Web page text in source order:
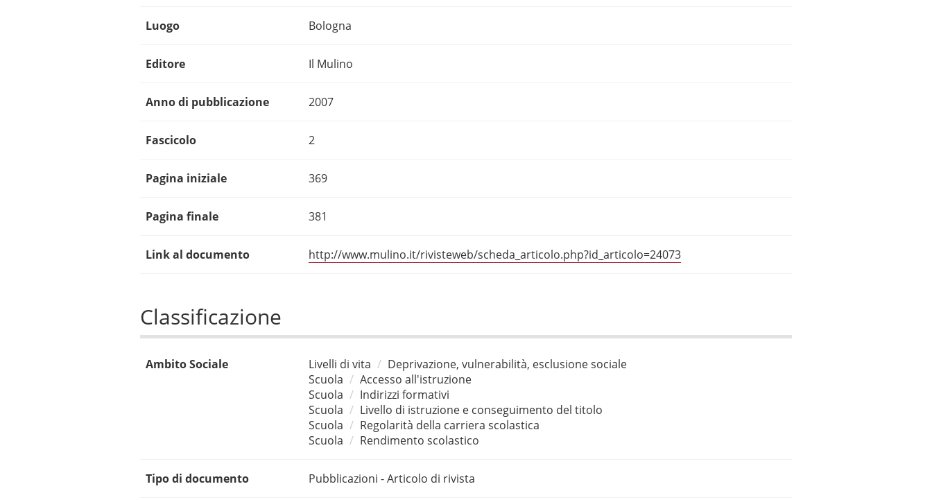
Luogo Bologna
Editore Il Mulino
Anno di pubblicazione 2007
Fascicolo 2
Pagina iniziale 369
Pagina finale 381
Link al documento http://www.mulino.it/rivisteweb/scheda_articolo.php?id_articolo=24073
Classificazione
Ambito Sociale Livelli di vita
Deprivazione, vulnerabilità, esclusione sociale
Scuola
Accesso all'istruzione
Scuola
Indirizzi formativi
Scuola
Livello di istruzione e conseguimento del titolo
Scuola
Regolarità della carriera scolastica
Scuola
Rendimento scolastico
Tipo di documento Pubblicazioni - Articolo di rivista